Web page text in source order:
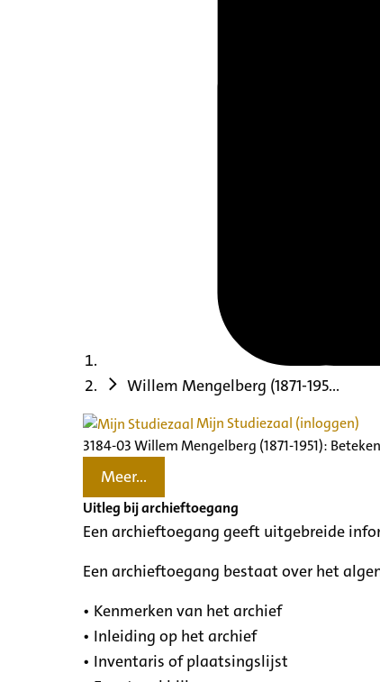
Willem Mengelberg (1871-195...
Mijn Studiezaal (inloggen)
3184-03 Willem Mengelberg (1871-1951):
Meer...
Uitleg bij archieftoegang
Een archieftoegang geeft uitgebreide
Een archieftoegang bestaat over het
• Kenmerken van het archief
• Inleiding op het archief
• Inventaris of plaatsingslijst